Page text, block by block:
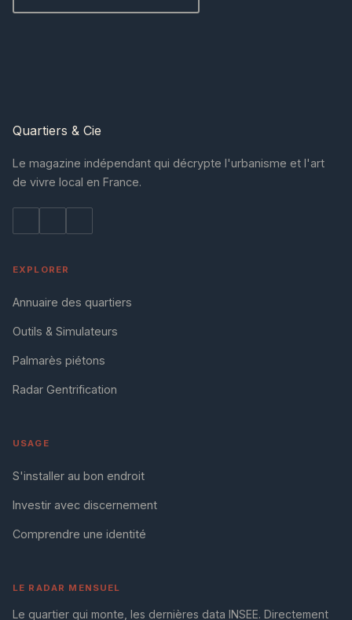
Quartiers & Cie
Le magazine indépendant qui décrypte l'urbanisme et l'art
de vivre local en France.
EXPLORER
Annuaire des quartiers
Outils & Simulateurs
Palmarès piétons
Radar Gentrification
USAGE
S'installer au bon endroit
Investir avec discernement
Comprendre une identité
LE RADAR MENSUEL
Le quartier qui monte, les dernières data INSEE. Directement